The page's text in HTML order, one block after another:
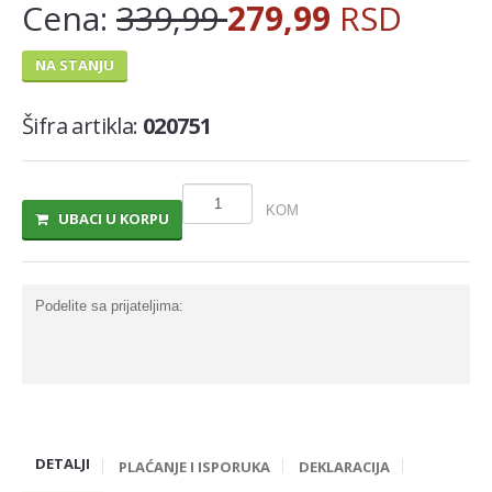
MLECNI PROIZVODI
TRAJNO I COKOLADNO MLEKO
SIR I SIRNI NAMAZI
PROIZVODI OD BILJ.MASTI I ULJA
VOCNI JOGURTI I PUDINZI
SVEZE MESO - RIBA
Cena: 339,99279,99 RSD
NA STANJU
Šifra artikla: 020751
KOM
UBACI U KORPU
Podelite sa prijateljima:
DETALJI PLAĆANJE I ISPORUKA DEKLARACIJA